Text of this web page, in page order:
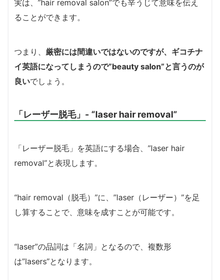
実は、”hair removal salon”でも辛うじて意味を伝え
ることができます。
つまり、 厳密には間違いではないのですが、ギコチナ
イ英語になってしまうので”beauty salon”と言うのが
良いでしょう。
「レーザー脱毛」- “laser hair removal”
「レーザー脱毛」を英語にする場合、”laser hair
removal”と表現します。
“hair removal（脱毛）”に、”laser（レーザー）”を足
し算することで、意味を成すことが可能です。
“laser”の品詞は「名詞」となるので、複数形
は”lasers”となります。